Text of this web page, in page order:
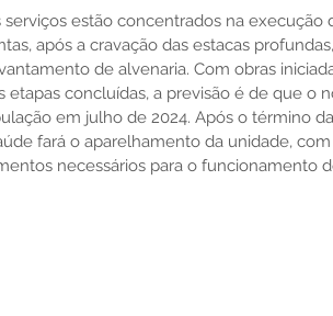
serviços estão concentrados na
após a cravação das estacas
de alvenaria. Com obras
etapas concluídas, a previsão é de que o
em julho de 2024. Após o término
fará o aparelhamento da unidade,
necessários para o funcionamento